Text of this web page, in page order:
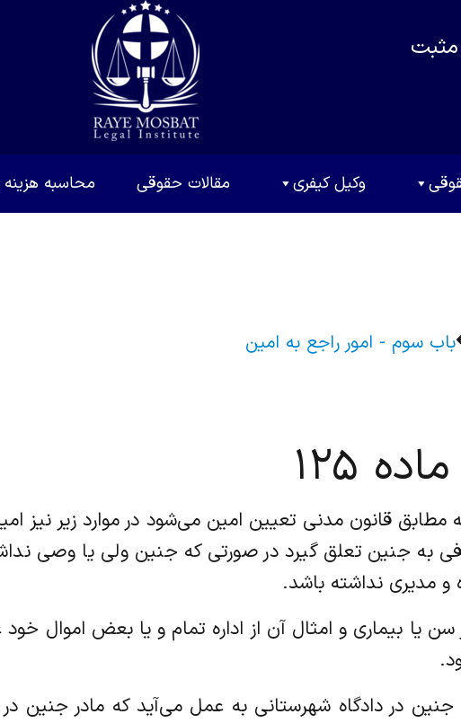
وکیل کیفری مقالات حقوقی محاسبه
باب سوم - امور راجع به امین
مدیری نداشته باشد.
کبر سن یا بیماری و امثال آن از اداره تمام و یا بعض اموال
برای جنین در دادگاه شهرستانی به عمل می‌آید که مادر